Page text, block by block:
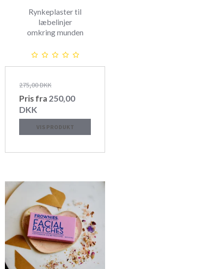
Rynkeplaster til
læbelinjer
omkring munden
275,00 DKK
Pris fra250,00
DKK
VIS PRODUKT